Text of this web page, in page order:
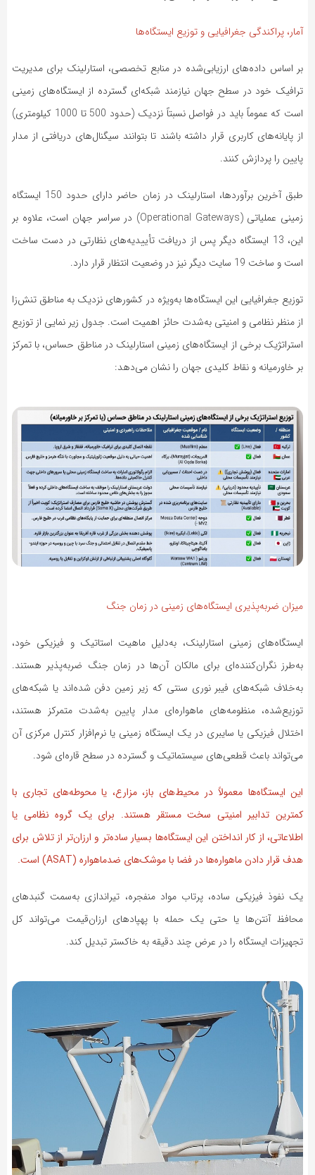
آمار، پراکندگی جغرافیایی و توزیع ایستگاه‌ها
بر اساس داده‌های ارزیابی‌شده در منابع تخصصی، استارلینک برای مدیریت
ترافیک خود در سطح جهان نیازمند شبکه‌ای گسترده از ایستگاه‌های زمینی
است که عموماً باید در فواصل نسبتاً نزدیک (حدود 500 تا 1000 کیلومتری)
از پایانه‌های کاربری قرار داشته باشند تا بتوانند سیگنال‌های دریافتی از مدار
پایین را پردازش کنند.
طبق آخرین برآوردها، استارلینک در زمان حاضر دارای حدود 150 ایستگاه
زمینی عملیاتی (Operational Gateways) در سراسر جهان است، علاوه بر
این، 13 ایستگاه دیگر پس از دریافت تأییدیه‌های نظارتی در دست ساخت
است و ساخت 19 سایت دیگر نیز در وضعیت انتظار قرار دارد.
توزیع جغرافیایی این ایستگاه‌ها به‌ویژه در کشورهای نزدیک به مناطق تنش‌زا
از منظر نظامی و امنیتی به‌شدت حائز اهمیت است. جدول زیر نمایی از توزیع
استراتژیک برخی از ایستگاه‌های زمینی استارلینک در مناطق حساس، با تمرکز
بر خاورمیانه و نقاط کلیدی جهان را نشان می‌دهد:
میزان ضربه‌پذیری ایستگاه‌های زمینی در زمان جنگ
ایستگاه‌های زمینی استارلینک، به‌دلیل ماهیت استاتیک و فیزیکی خود،
به‌طرز نگران‌کننده‌ای برای مالکان آن‌ها در زمان جنگ ضربه‌پذیر هستند.
به‌خلاف شبکه‌های فیبر نوری سنتی که زیر زمین دفن شده‌اند یا شبکه‌های
توزیع‌شده، منظومه‌های ماهواره‌ای مدار پایین به‌شدت متمرکز هستند،
اختلال فیزیکی یا سایبری در یک ایستگاه زمینی یا نرم‌افزار کنترل مرکزی آن
می‌تواند باعث قطعی‌های سیستماتیک و گسترده در سطح قاره‌ای شود.
این ایستگاه‌ها معمولاً در محیط‌های باز، مزارع، یا محوطه‌های تجاری با
کمترین تدابیر امنیتی سخت مستقر هستند. برای یک گروه نظامی یا
اطلاعاتی، از کار انداختن این ایستگاه‌ها بسیار ساده‌تر و ارزان‌تر از تلاش برای
هدف قرار دادن ماهواره‌ها در فضا با موشک‌های ضدماهواره (ASAT) است.
یک نفوذ فیزیکی ساده، پرتاب مواد منفجره، تیراندازی به‌سمت گنبدهای
محافظ آنتن‌ها یا حتی یک حمله با پهپادهای ارزان‌قیمت می‌تواند کل
تجهیزات ایستگاه را در عرض چند دقیقه به خاکستر تبدیل کند.